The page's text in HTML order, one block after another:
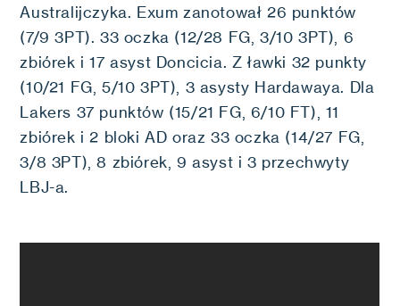
Australijczyka. Exum zanotował 26 punktów
(7/9 3PT). 33 oczka (12/28 FG, 3/10 3PT), 6
zbiórek i 17 asyst Doncicia. Z ławki 32 punkty
(10/21 FG, 5/10 3PT), 3 asysty Hardawaya. Dla
Lakers 37 punktów (15/21 FG, 6/10 FT), 11
zbiórek i 2 bloki AD oraz 33 oczka (14/27 FG,
3/8 3PT), 8 zbiórek, 9 asyst i 3 przechwyty
LBJ-a.